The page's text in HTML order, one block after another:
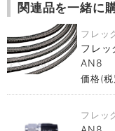
関連品を一緒に
フレッ
フレッ
AN8
価格(
フレッ